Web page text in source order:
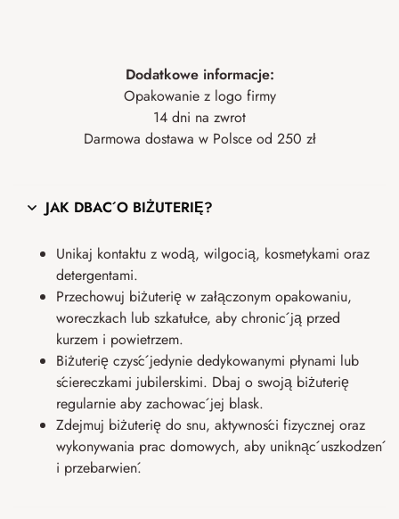
Dodatkowe informacje:
Opakowanie z logo firmy
14 dni na zwrot
Darmowa dostawa w Polsce od 250 zł
JAK DBAĆ O BIŻUTERIĘ?
Unikaj kontaktu z wodą, wilgocią, kosmetykami oraz
detergentami.
Przechowuj biżuterię w załączonym opakowaniu,
woreczkach lub szkatułce, aby chronić ją przed
kurzem i powietrzem.
Biżuterię czyść jedynie dedykowanymi płynami lub
ściereczkami jubilerskimi. Dbaj o swoją biżuterię
regularnie aby zachować jej blask.
Zdejmuj biżuterię do snu, aktywności fizycznej oraz
wykonywania prac domowych, aby uniknąć uszkodzeń
i przebarwień.